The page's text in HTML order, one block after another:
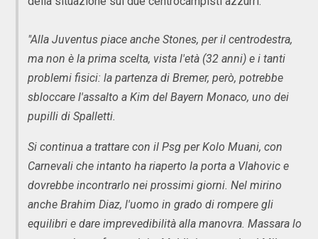
"Alla Juventus piace anche Stones, per il centrodestra,
ma non è la prima scelta, vista l'età (32 anni) e i tanti
problemi fisici: la partenza di Bremer, però, potrebbe
sbloccare l'assalto a Kim del Bayern Monaco, uno dei
pupilli di Spalletti.
Si continua a trattare con il Psg per Kolo Muani, con
Carnevali che intanto ha riaperto la porta a Vlahovic e
dovrebbe incontrarlo nei prossimi giorni. Nel mirino
anche Brahim Diaz, l'uomo in grado di rompere gli
equilibri e dare imprevedibilità alla manovra. Massara lo